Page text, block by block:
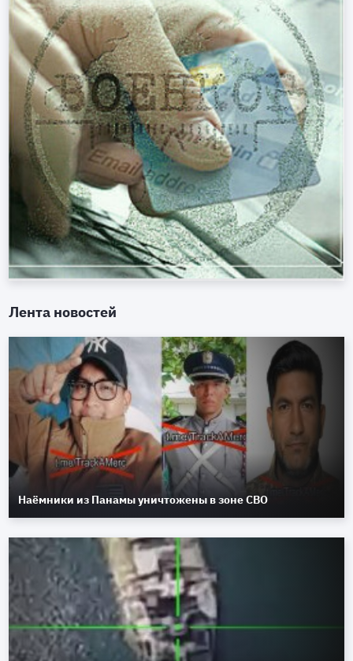
Лента новостей
Наёмники из Панамы уничтожены в зоне СВО